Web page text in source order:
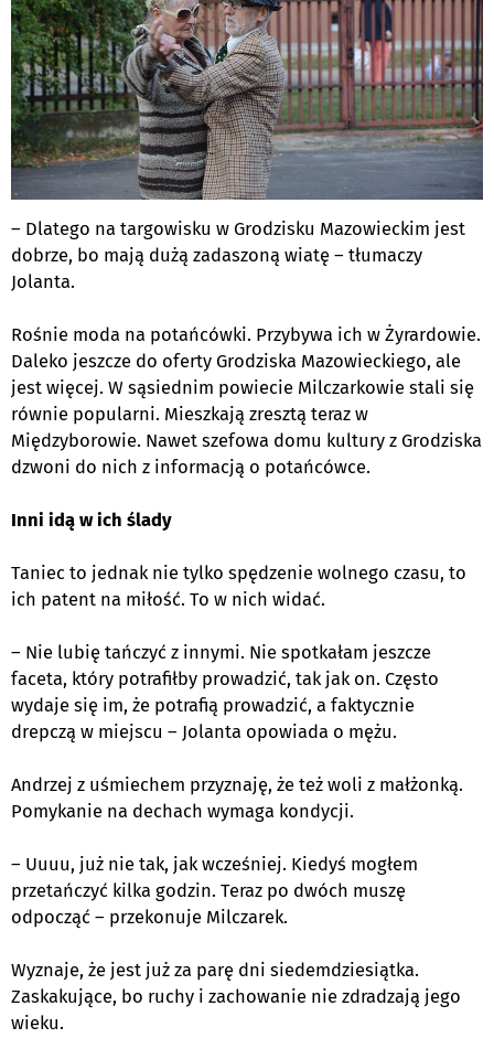
– Dlatego na targowisku w Grodzisku Mazowieckim jest
dobrze, bo mają dużą zadaszoną wiatę – tłumaczy
Jolanta.
Rośnie moda na potańcówki. Przybywa ich w Żyrardowie.
Daleko jeszcze do oferty Grodziska Mazowieckiego, ale
jest więcej. W sąsiednim powiecie Milczarkowie stali się
równie popularni. Mieszkają zresztą teraz w
Międzyborowie. Nawet szefowa domu kultury z Grodziska
dzwoni do nich z informacją o potańcówce.
Inni idą w ich ślady
Taniec to jednak nie tylko spędzenie wolnego czasu, to
ich patent na miłość. To w nich widać.
– Nie lubię tańczyć z innymi. Nie spotkałam jeszcze
faceta, który potrafiłby prowadzić, tak jak on. Często
wydaje się im, że potrafią prowadzić, a faktycznie
drepczą w miejscu – Jolanta opowiada o mężu.
Andrzej z uśmiechem przyznaję, że też woli z małżonką.
Pomykanie na dechach wymaga kondycji.
– Uuuu, już nie tak, jak wcześniej. Kiedyś mogłem
przetańczyć kilka godzin. Teraz po dwóch muszę
odpocząć – przekonuje Milczarek.
Wyznaje, że jest już za parę dni siedemdziesiątka.
Zaskakujące, bo ruchy i zachowanie nie zdradzają jego
wieku.